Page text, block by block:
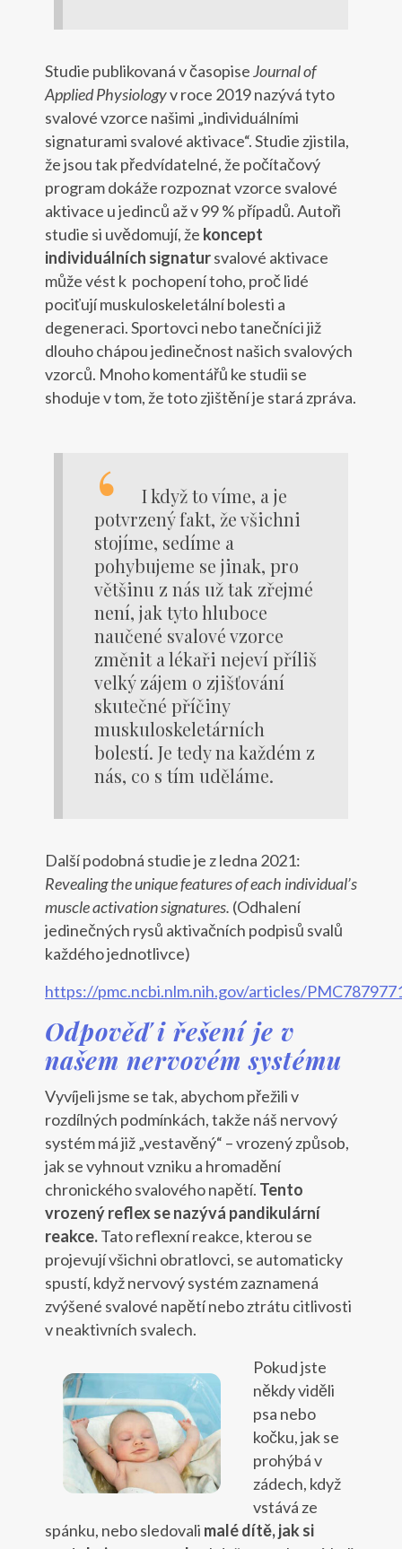
Studie publikovaná v časopiseJournal of
Applied Physiologyv roce 2019 nazývá tyto
svalové vzorce našimi „individuálními
signaturami svalové aktivace“. Studie zjistila,
že jsou tak předvídatelné, že počítačový
program dokáže rozpoznat vzorce svalové
aktivace u jedinců až v 99 % případů. Autoři
studie si uvědomují, že koncept
individuálních signatursvalové aktivace
může vést k pochopení toho, proč lidé
pociťují muskuloskeletální bolesti a
degeneraci. Sportovci nebo tanečníci již
dlouho chápou jedinečnost našich svalových
vzorců. Mnoho komentářů ke studii se
shoduje v tom, že toto zjištění je stará zpráva.
I když to víme, a je
potvrzený fakt, že všichni
stojíme, sedíme a
pohybujeme se jinak, pro
většinu z nás už tak zřejmé
není, jak tyto hluboce
naučené svalové vzorce
změnit a lékaři nejeví příliš
velký zájem o zjišťování
skutečné příčiny
muskuloskeletárních
bolestí. Je tedy na každém z
nás, co s tím uděláme.
Další podobná studie je z ledna 2021:
Revealing the unique features of each individual’s
muscle activation signatures. (Odhalení
jedinečných rysů aktivačních podpisů svalů
každého jednotlivce)
https://pmc.ncbi.nlm.nih.gov/articles/
Odpověď i řešení je v
našem nervovém systému
Vyvíjeli jsme se tak, abychom přežili v
rozdílných podmínkách, takže náš nervový
systém má již „vestavěný“ – vrozený způsob,
jak se vyhnout vzniku a hromadění
chronického svalového napětí. Tento
vrozený reflex se nazývá pandikulární
reakce.Tato reflexní reakce, kterou se
projevují všichni obratlovci, se automaticky
spustí, když nervový systém zaznamená
zvýšené svalové napětí nebo ztrátu citlivosti
v neaktivních svalech.
Pokud jste
někdy viděli
psa nebo
kočku, jak se
prohýbá v
zádech, když
vstává ze
spánku, nebo sledovali malé dítě, jak si